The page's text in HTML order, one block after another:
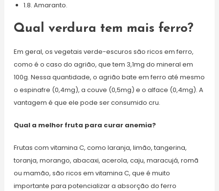
1.8. Amaranto.
Qual verdura tem mais ferro?
Em geral, os vegetais verde-escuros são ricos em ferro,
como é o caso do agrião, que tem 3,1mg do mineral em
100g. Nessa quantidade, o agrião bate em ferro até mesmo
o espinafre (0,4mg), a couve (0,5mg) e o alface (0,4mg). A
vantagem é que ele pode ser consumido cru.
Qual a melhor fruta para curar anemia?
Frutas com vitamina C, como laranja, limão, tangerina,
toranja, morango, abacaxi, acerola, caju, maracujá, romã
ou mamão, são ricos em vitamina C, que é muito
importante para potencializar a absorção do ferro